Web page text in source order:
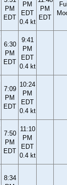
PM
EDT
PM
EDT
0.4 kt
PM
EDT
6:30
PM
EDT
9:41
PM
EDT
0.4 kt
7:09
PM
EDT
10:24
PM
EDT
0.4 kt
7:50
PM
EDT
11:10
PM
EDT
0.4 kt
8:34